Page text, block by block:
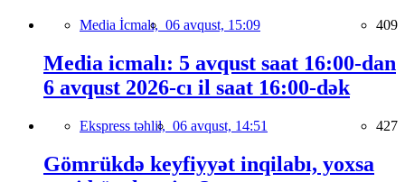
Media İcmalı, 06 avqust, 15:09 409
Media icmalı: 5 avqust saat 16:00-dan
6 avqust 2026-cı il saat 16:00-dək
Ekspress təhlil, 06 avqust, 14:51 427
Gömrükdə keyfiyyət inqilabı, yoxsa